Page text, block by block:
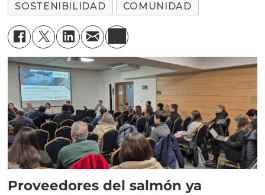
SOSTENIBILIDAD COMUNIDAD
Proveedores del salmón ya